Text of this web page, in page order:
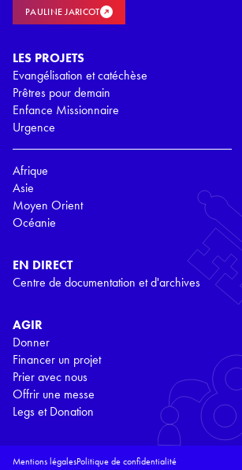
PAULINE JARICOT
LES PROJETS
Evangélisation et catéchèse
Prêtres pour demain
Enfance Missionnaire
Urgence
Afrique
Asie
Moyen Orient
Océanie
EN DIRECT
Centre de documentation et d'archives
AGIR
Donner
Financer un projet
Prier avec nous
Offrir une messe
Legs et Donation
Mentions légalesPolitique de confidentialité